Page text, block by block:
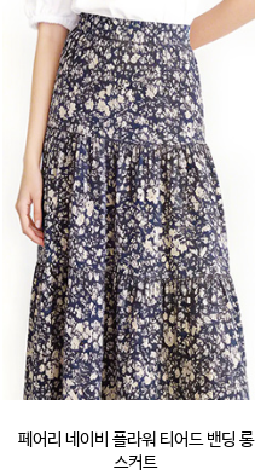
페어리 네이비 플라워 티어드 밴딩 롱
스커트